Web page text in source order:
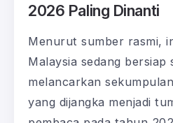
2026 Paling Dinanti
Menurut sumber rasmi,
Malaysia sedang bersiap
melancarkan
yang dijangka menjadi